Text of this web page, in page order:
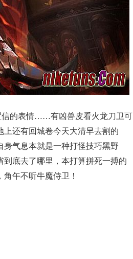
信的表情……有凶兽皮看火龙刀卫可
上还有回城卷今天大清早去割的
气息本就是一种打怪技巧黑野
底去了哪里，本打算拼死一搏的
午不听牛魔侍卫！